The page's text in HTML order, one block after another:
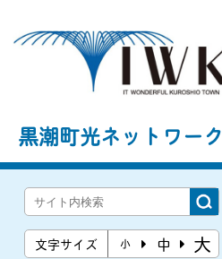
黒潮町光ネットワーク
文字サイズ 小 中 大